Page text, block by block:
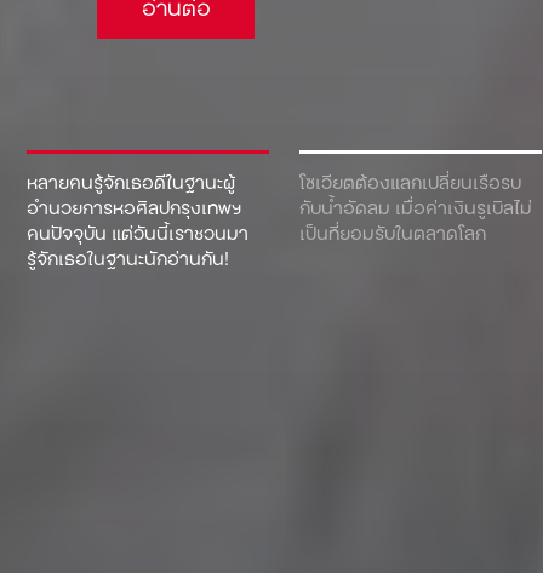
หลายคนรู้จักเธอดีในฐานะผู้
อำนวยการหอศิลปกรุงเทพฯ
คนปัจจุบัน แต่วันนี้เราชวนมา
รู้จักเธอในฐานะนักอ่านกัน!
โซเวียตต้องแลกเปลี่ยนเรือรบ
กับน้ำอัดลม เมื่อค่าเงินรูเบิลไม่
เป็นที่ยอมรับในตลาดโลก
อ่านต่อ